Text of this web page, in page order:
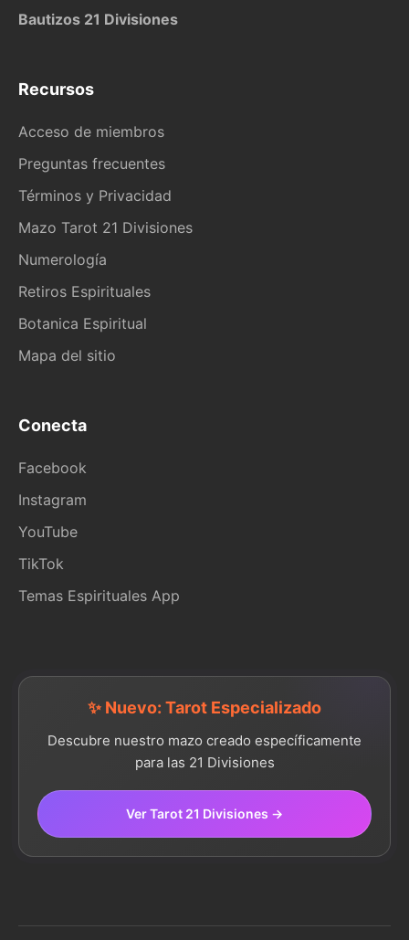
Bautizos 21 Divisiones
Recursos
Acceso de miembros
Preguntas frecuentes
Términos y Privacidad
Mazo Tarot 21 Divisiones
Numerología
Retiros Espirituales
Botanica Espiritual
Mapa del sitio
Conecta
Facebook
Instagram
YouTube
TikTok
Temas Espirituales App
✨ Nuevo: Tarot Especializado
Descubre nuestro mazo creado específicamente
para las 21 Divisiones
Ver Tarot 21 Divisiones →